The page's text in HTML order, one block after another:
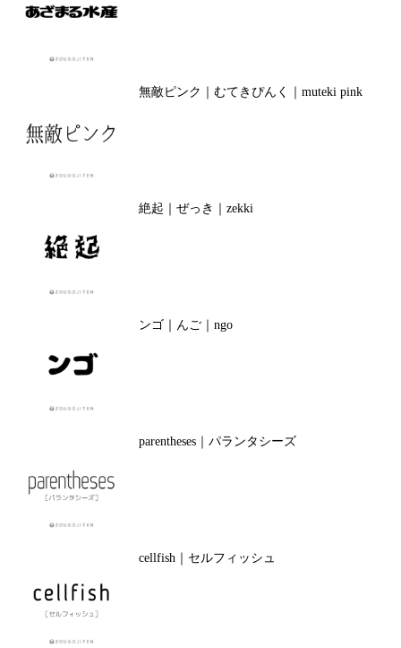
無敵ピンク｜むてきぴんく｜muteki pink
絶起｜ぜっき｜zekki
ンゴ｜んご｜ngo
parentheses｜パランタシーズ
cellfish｜セルフィッシュ